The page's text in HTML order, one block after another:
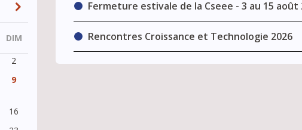
DIM
2
9
16
Fermeture estivale de la Cseee - 3 au 15 août
Rencontres Croissance et Technologie 2026